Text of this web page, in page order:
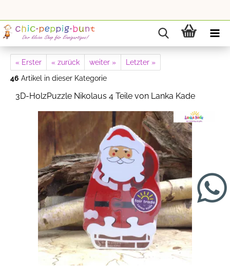
« Erster « zurück weiter »
Letzter »
46 Artikel in dieser Kategorie
3D-HolzPuzzle Nikolaus 4 Teile von Lanka Kade